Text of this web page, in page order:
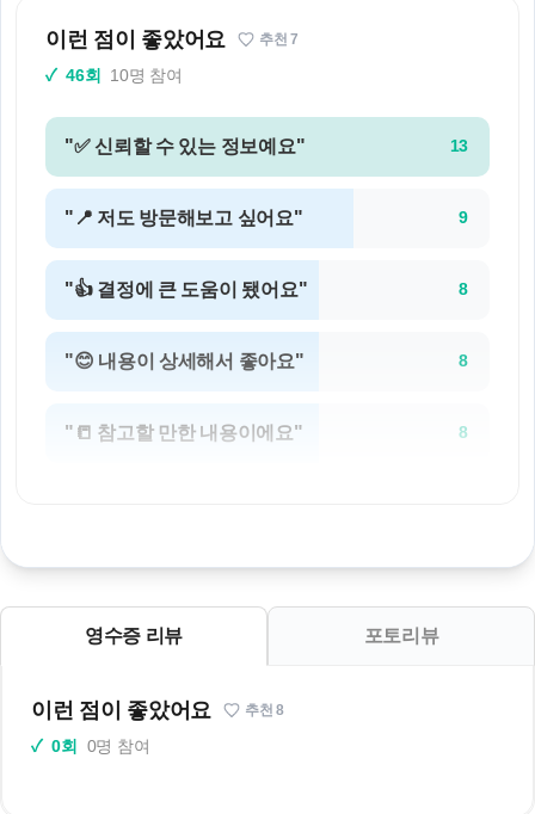
이런 점이 좋았어요 추천7
✓ 46회 10명 참여
"✅ 신뢰할 수 있는 정보예요" 13
"📍 저도 방문해보고 싶어요" 9
"👍 결정에 큰 도움이 됐어요" 8
"😊 내용이 상세해서 좋아요" 8
"📒 참고할 만한 내용이에요" 8
영수증 리뷰 포토리뷰
이런 점이 좋았어요 추천8
✓ 0회 0명 참여